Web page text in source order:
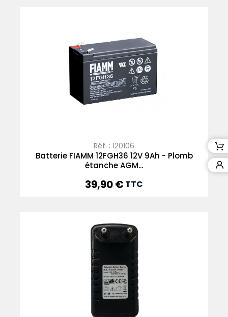
Réf. : 120106
Batterie FIAMM 12FGH36 12V 9Ah - Plomb
étanche AGM...
Prix
39,90 €TTC